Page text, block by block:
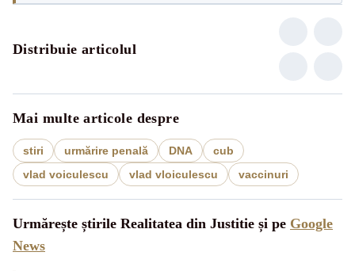
Distribuie articolul
Mai multe articole despre
stiri urmărire penală DNA
cub
vlad voiculescu
vlad vloiculescu vaccinuri
Urmărește știrile Realitatea din Justitie și pe Google
News